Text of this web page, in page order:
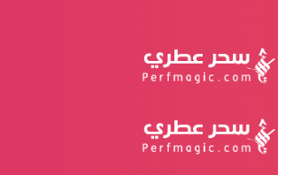
المظلم